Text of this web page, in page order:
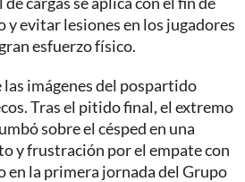
y evitar lesiones en los jugadores
esfuerzo físico.
las imágenes del pospartido
Tras el pitido final, el extremo
sobre el césped en una
y frustración por el empate con
en la primera jornada del Grupo